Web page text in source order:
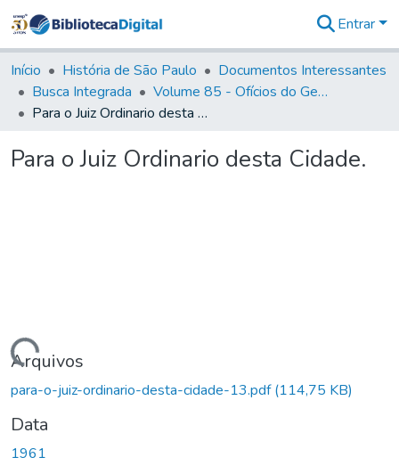
&
Coleções
Tudo na
Biblioteca
Estatísticas
Entrar
Início História de São Paulo
Documentos Interessantes
Busca Integrada
Volume 85 - Ofícios do General Francisco da Cunha Menezes (Governador da Capitania): 1782- 1786
Para o Juiz Ordinario desta Cidade.
Para o Juiz Ordinario desta Cidade.
Carregando...
Arquivos
para-o-juiz-ordinario-desta-cidade-13.pdf(114,75 KB)
Data
1961